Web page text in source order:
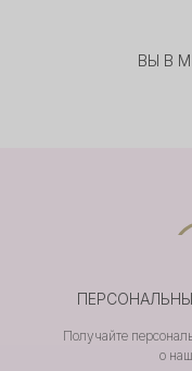
ВЫ В
Получайте
о